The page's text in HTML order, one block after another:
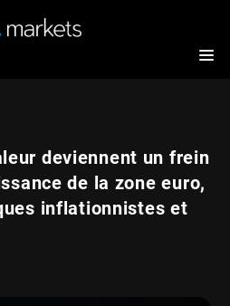
deviennent un frein
de la zone euro,
inflationnistes et